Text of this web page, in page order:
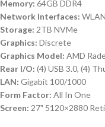
Memory: 64GB DDR4
Network Interfaces:
Storage: 2TB NVMe
Graphics: Discrete
Graphics Model: AMD
Rear I/O: (4) USB 3.0, (4)
LAN: Gigabit 100/1000
Form Factor: All In One
Screen: 27" 5120×2880